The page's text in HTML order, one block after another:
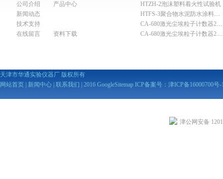
公司介绍
产品中心
新闻动态
技术支持
在线留言
资料下载
HTZH-2泡沫塑料着火性试验机
HTFS-3聚合物水泥防水涂料分散机
CA-680激光尘埃粒子计数器28.3L
CA-680激光尘埃粒子
天津市华通实验仪器厂 版权所有
网站首页
新闻中心 联系我们 | 2016 GoogleSitemap ICP备案号： 津ICP备16000700号-
津公网安备